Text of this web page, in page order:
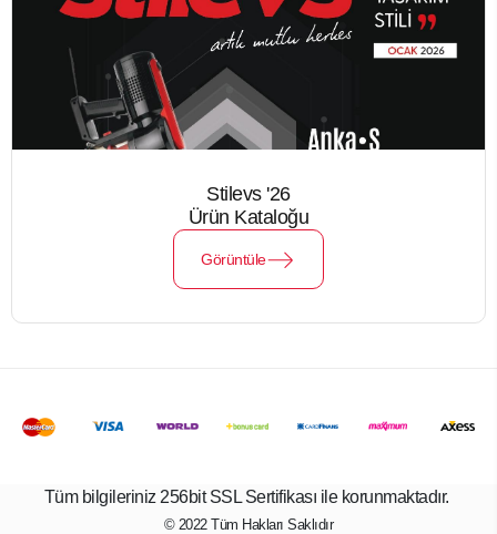
Stilevs '26
Ürün Kataloğu
Görüntüle
Tüm bilgileriniz 256bit SSL Sertifikası ile korunmaktadır.
© 2022Tüm Hakları Saklıdır